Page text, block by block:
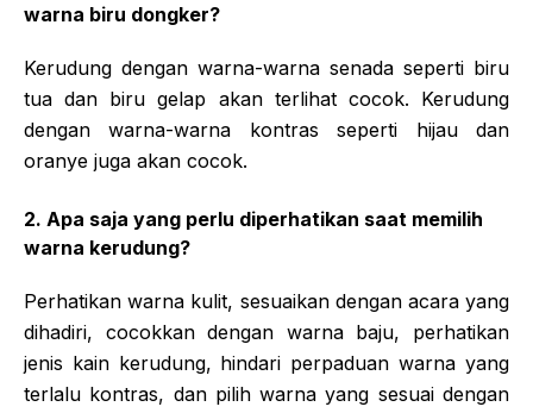
warna biru dongker?
Kerudung dengan warna-warna senada seperti biru
tua dan biru gelap akan terlihat cocok. Kerudung
dengan warna-warna kontras seperti hijau dan
oranye juga akan cocok.
2. Apa saja yang perlu diperhatikan saat memilih
warna kerudung?
Perhatikan warna kulit, sesuaikan dengan acara yang
dihadiri, cocokkan dengan warna baju, perhatikan
jenis kain kerudung, hindari perpaduan warna yang
terlalu kontras, dan pilih warna yang sesuai dengan